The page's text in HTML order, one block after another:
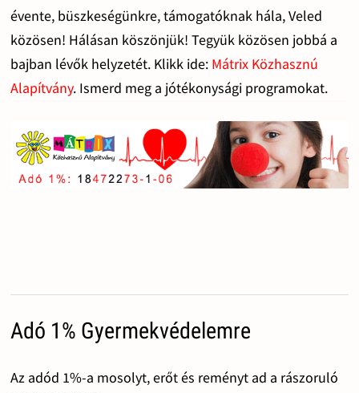
évente, büszkeségünkre, támogatóknak hála, Veled
közösen! Hálásan köszönjük! Tegyük közösen jobbá a
bajban lévők helyzetét. Klikk ide: Mátrix Közhasznú
Alapítvány. Ismerd meg a jótékonysági programokat.
Adó 1% Gyermekvédelemre
Az adód 1%-a mosolyt, erőt és reményt ad a rászoruló